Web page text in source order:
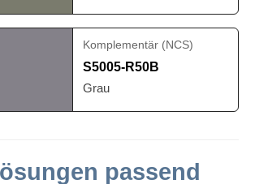
Komplementär (NCS)
S5005-R50B
Grau
passend